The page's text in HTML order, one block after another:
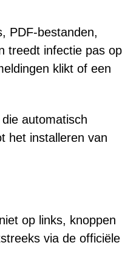
PDF-bestanden,
treedt infectie pas op
klikt of een
automatisch
het installeren van
op links, knoppen
via de officiële